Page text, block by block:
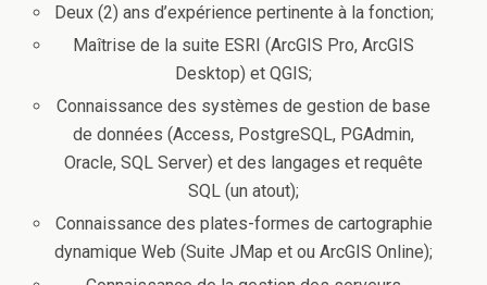
Deux (2) ans d’expérience pertinente à la fonction;
Maîtrise de la suite ESRI (ArcGIS Pro, ArcGIS
Desktop) et QGIS;
Connaissance des systèmes de gestion de base
de données (Access, PostgreSQL, PGAdmin,
Oracle, SQL Server) et des langages et requête
SQL (un atout);
Connaissance des plates-formes de cartographie
dynamique Web (Suite JMap et ou ArcGIS Online);